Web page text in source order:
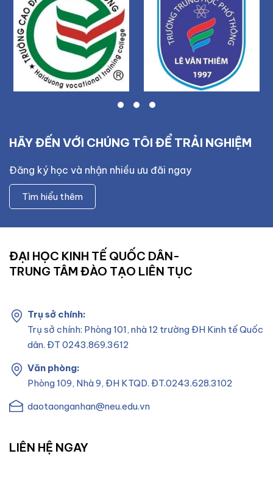
HÃY ĐẾN VỚI CHÚNG TÔI ĐỂ TRẢI NGHIỆM
Đăng ký học và nhận nhiều ưu đãi ngay
Tìm hiểu thêm
ĐẠI HỌC KINH TẾ QUỐC DÂN-
TRUNG TÂM ĐÀO TẠO LIÊN TỤC
Trụ sở chính:
Trụ sở chính: Phòng 101, nhà 12 trường ĐH Kinh tế Quốc
dân. ĐT 0243.869.3612
Văn phòng:
Phòng 109, Nhà 9, ĐH KTQD. ĐT.0243.628.3102
daotaonganhan@neu.edu.vn
LIÊN HỆ NGAY